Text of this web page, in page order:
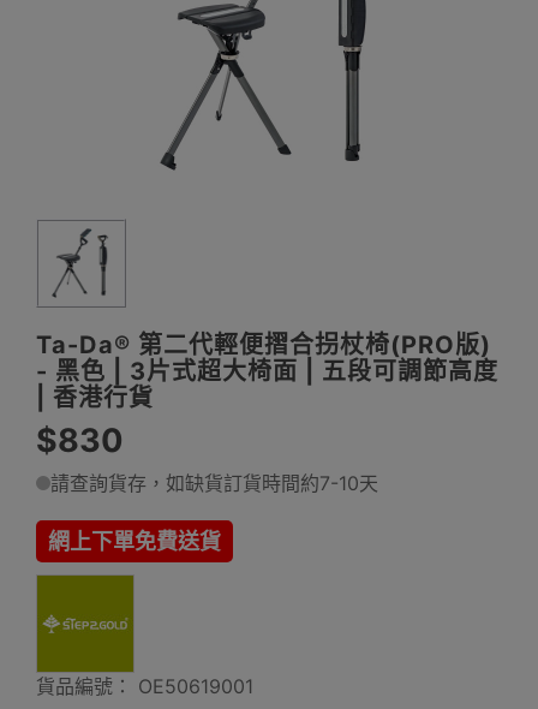
Ta-Da® 第二代輕便摺合拐杖椅(PRO版)
- 黑色 | 3片式超大椅面 | 五段可調節高度
| 香港行貨
$830
請查詢貨存，如缺貨訂貨時間約7-10天
網上下單免費送貨
貨品編號： OE50619001